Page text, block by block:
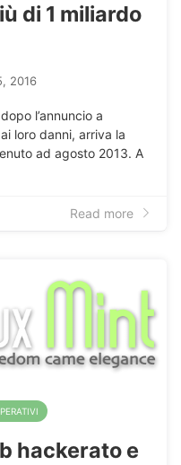
di 1 miliardo
2016
l’annuncio a
loro danni, arriva la
ad agosto 2013. A
Read more
hackerato e